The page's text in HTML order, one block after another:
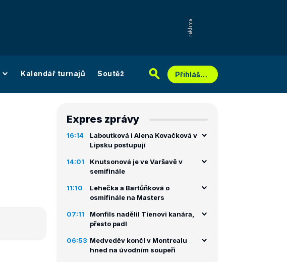
Kalendář turnajů Soutěž Přihlášení
Expres zprávy
16:14
Laboutková i Alena Kovačková v
Lipsku postupují
14:01
Knutsonová je ve Varšavě v
semifinále
11:10
Lehečka a Bartůňková o
osmifinále na Masters
07:11
Monfils nadělil Tienovi kanára,
přesto padl
06:53 Medveděv končí v Montrealu
hned na úvodním soupeři